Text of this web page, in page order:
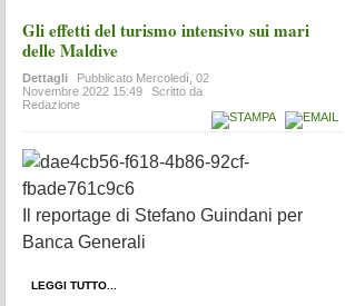
Gli effetti del turismo intensivo sui mari
delle Maldive
Dettagli Pubblicato Mercoledì, 02
Novembre 2022 15:49
Scritto da
Redazione
Il reportage di Stefano Guindani per
Banca Generali
LEGGI TUTTO...